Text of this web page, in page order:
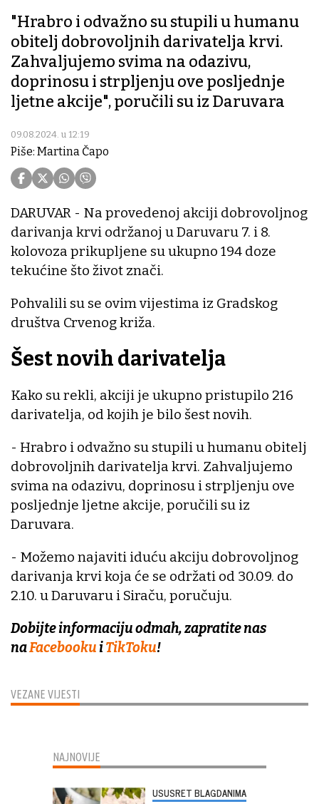
"Hrabro i odvažno su stupili u humanu
obitelj dobrovoljnih darivatelja krvi.
Zahvaljujemo svima na odazivu,
doprinosu i strpljenju ove posljednje
ljetne akcije", poručili su iz Daruvara
09.08.2024. u 12:19
Piše: Martina Čapo
VEZANE VIJESTI
DARUVAR - Na provedenoj akciji dobrovoljnog
darivanja krvi održanoj u Daruvaru 7. i 8.
kolovoza prikupljene su ukupno 194 doze
tekućine što život znači.
Pohvalili su se ovim vijestima iz Gradskog
društva Crvenog križa.
Šest novih darivatelja
Kako su rekli, akciji je ukupno pristupilo 216
darivatelja, od kojih je bilo šest novih.
- Hrabro i odvažno su stupili u humanu obitelj
dobrovoljnih darivatelja krvi. Zahvaljujemo
svima na odazivu, doprinosu i strpljenju ove
posljednje ljetne akcije, poručili su iz
Daruvara.
- Možemo najaviti iduću akciju dobrovoljnog
darivanja krvi koja će se održati od 30.09. do
2.10. u Daruvaru i Siraču, poručuju.
Dobijte informaciju odmah, zapratite nas
naFacebooku iTikToku!
NAJNOVIJE
USUSRET BLAGDANIMA